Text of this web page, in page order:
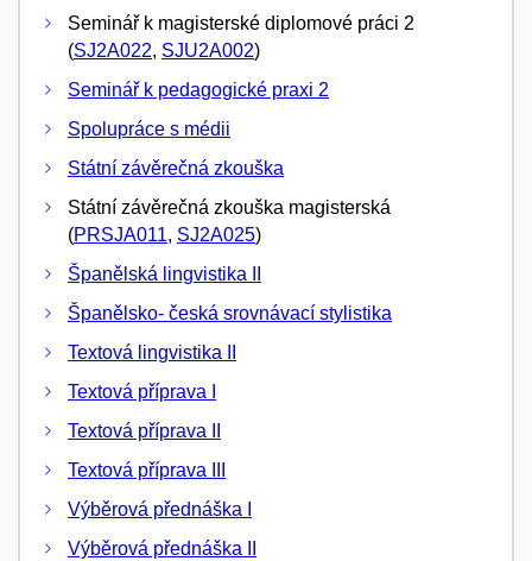
Seminář k magisterské diplomové práci 2
(SJ2A022, SJU2A002)
Seminář k pedagogické praxi 2
Spolupráce s médii
Státní závěrečná zkouška
Státní závěrečná zkouška magisterská
(PRSJA011, SJ2A025)
Španělská lingvistika II
Španělsko- česká srovnávací stylistika
Textová lingvistika II
Textová příprava I
Textová příprava II
Textová příprava III
Výběrová přednáška I
Výběrová přednáška II